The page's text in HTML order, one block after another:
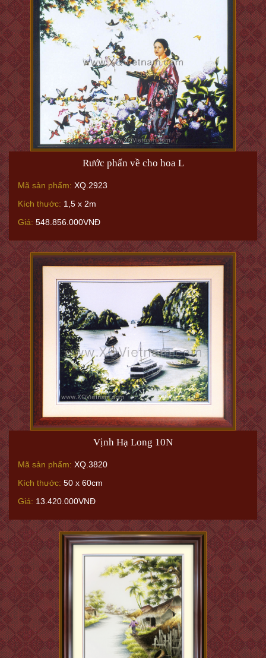
Rước phấn về cho hoa L
Mã sản phẩm: XQ.2923
Kích thước: 1,5 x 2m
Giá: 548.856.000VNĐ
Vịnh Hạ Long 10N
Mã sản phẩm: XQ.3820
Kích thước: 50 x 60cm
Giá: 13.420.000VNĐ